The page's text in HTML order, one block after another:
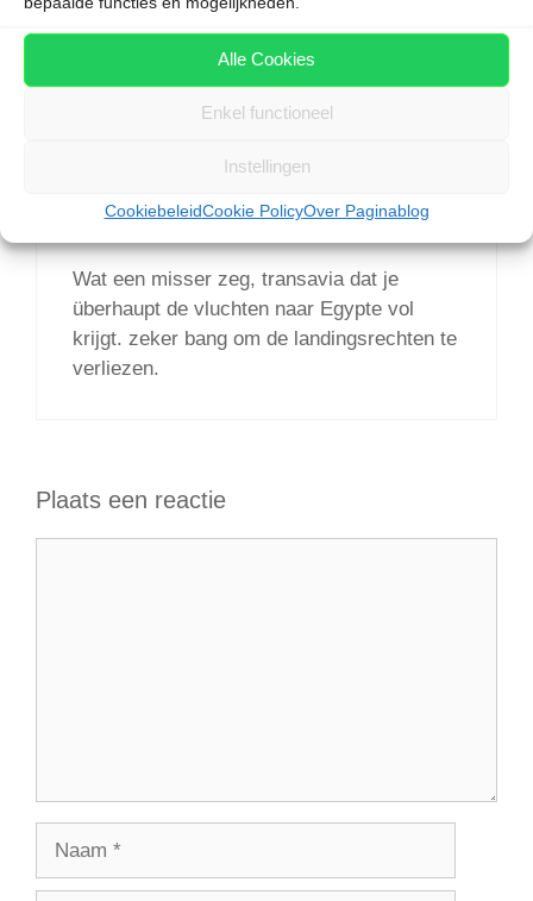
Alle Cookies
Enkel functioneel
Instellingen
CookiebeleidCookie PolicyOver Paginablog
is dan naar het land van de piramiden.
22 januari 2016 om 09:49
Wat een misser zeg, transavia dat je
überhaupt de vluchten naar Egypte vol
krijgt. zeker bang om de landingsrechten te
verliezen.
Plaats een reactie